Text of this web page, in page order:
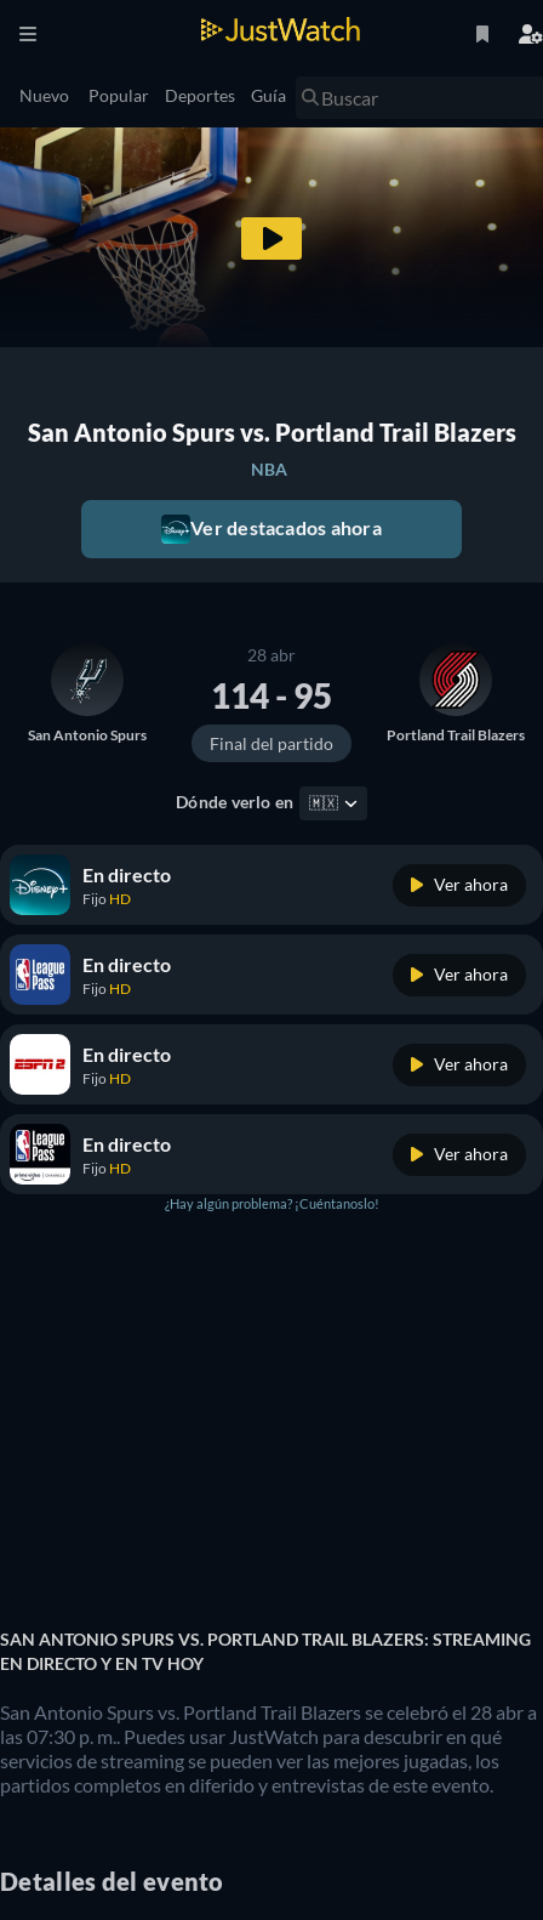
Nuevo Popular Deportes Guía
San Antonio Spurs vs. Portland Trail Blazers
NBA
Ver destacados ahora
San Antonio Spurs
28 abr
114 - 95
Final del partido Portland Trail Blazers
Dónde verlo en 🇲🇽
En directo
Fijo HD
Ver ahora
En directo
Fijo HD
Ver ahora
En directo
Fijo HD
Ver ahora
En directo
Fijo HD
Ver ahora
¿Hay algún problema? ¡Cuéntanoslo!
SAN ANTONIO SPURS VS. PORTLAND TRAIL BLAZERS: STREAMING
EN DIRECTO Y EN TV HOY
San Antonio Spurs vs. Portland Trail Blazers se celebró el 28 abr a
las 07:30 p. m.. Puedes usar JustWatch para descubrir en qué
servicios de streaming se pueden ver las mejores jugadas, los
partidos completos en diferido y entrevistas de este evento.
Detalles del evento